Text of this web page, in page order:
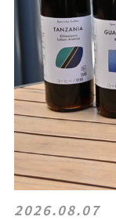
2026.08.07